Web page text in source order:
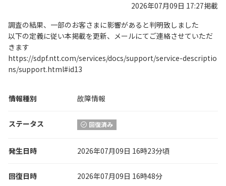
2026年07月09日 17:27掲載
調査の結果、一部のお客さまに影響があると判明致しました
以下の定義に従い本掲載を更新、メールにてご連絡させていただ
きます
https://sdpf.ntt.com/services/docs/support/service-descriptio
ns/support.html#id13
情報種別 故障情報
ステータス 回復済み
発生日時 2026年07月09日 16時23分頃
回復日時 2026年07月09日 16時48分